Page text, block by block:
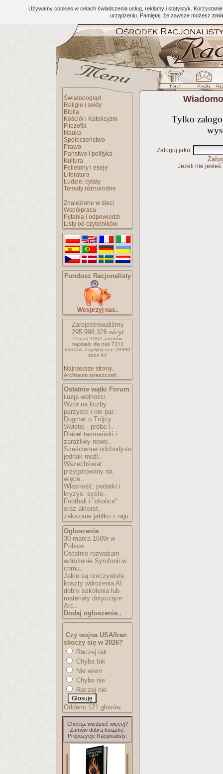
Używamy cookies w celach świadczenia usług, reklamy i statystyk.
urządzeniu. Pamiętaj, że zawsze możesz
Światopogląd
Religie i sekty
Biblia
Kościół i Katolicyzm
Filozofia
Nauka
Społeczeństwo
Prawo
Państwo i polityka
Kultura
Felietony i eseje
Literatura
Ludzie, cytaty
Tematy różnorodne
Znalezione w sieci
Współpraca
Pytania i odpowiedzi
Listy od czytelników
Fundusz Racjonalisty
Wesprzyj nas..
Zarejestrowaliśmy
295.998.326wizyt
Ponad 1062 autorów
napisało dla nas 7343
tekstów. Zajęłyby one 28930
stron A4
Najnowsze strony..
Archiwum streszczeń..
Ostatnie wątki Forum:
iluzja wolności
Wzór na liczby
parzyste i nie par..
Dogmat o Trójcy
Świętej - próba l..
Diabeł tasmański i
zaraźliwy nowo..
Sześcienne odchody-to
jednak możl..
Wszechświat
przygotowany na
więce..
Własność, podatki i
kryzys: syste..
Football i "okolice"
oraz aktorst..
zakazane jabłko z raju
Ogłoszenia:
30 marca 1689r w
Polsce
Ostatnio rozważam
wdrożenie Symfonii w
chmu..
Jakie są rzeczywiste
koszty wdrożenia AI
dobre szkolenia lub
materiały dotyczące
Arc..
Dodaj ogłoszenie..
Czy wojna USA/Iran
skoczy się w 2026?
Raczej tak
Chyba tak
Nie wiem
Chyba nie
Raczej nie
Oddano 121 głosów.
Chcesz wiedzieć więcej?
Zamów dobrą książkę.
Propozycje Racjonalisty:
Tylko
Zaloguj jako:
Jeżeli nie